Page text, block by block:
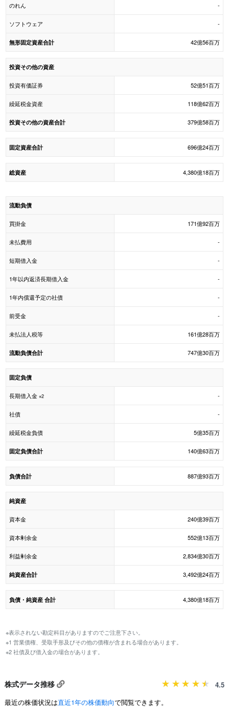
のれん -
ソフトウェア -
無形固定資産合計 42億56百万
投資その他の資産
投資有価証券 52億51百万
繰延税金資産 118億62百万
投資その他の資産合計 379億58百万
固定資産合計 696億24百万
総資産 4,380億18百万
流動負債
買掛金 171億92百万
未払費用 -
短期借入金 -
1年以内返済長期借入金 -
1年内償還予定の社債 -
前受金 -
未払法人税等 161億28百万
流動負債合計 747億30百万
固定負債
長期借入金 ※2 -
社債 -
繰延税金負債 5億35百万
固定負債合計 140億63百万
負債合計 887億93百万
純資産
資本金 240億39百万
資本剰余金 552億13百万
利益剰余金 2,834億30百万
純資産合計 3,492億24百万
負債・純資産 合計 4,380億18百万
※表示されない勘定科目がありますのでご注意下さい。
※1 営業債権、受取手形及びその他の債権が含まれる場合があります。
※2 社債及び借入金の場合があります。
株式データ推移
4.5
最近の株価状況は直近1年の株価動向で閲覧できます。